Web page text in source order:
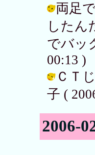
両足
したん
でバッ
00:13 )
ＣＴ
子 (
2006-